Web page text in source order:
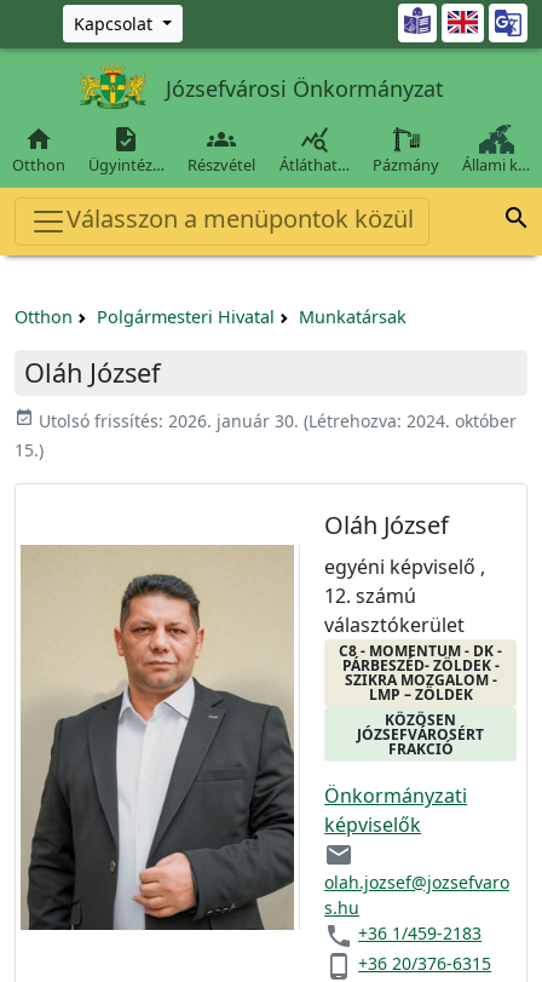
Ugrás a fő tartalomra
Kapcsolat 
Józsefvárosi Önkormányzat

Otthon

Ügyintéz…

Részvétel

Átláthat… Pázmány Állami k…
Válasszon a menüpontok közül 
Otthon Polgármesteri Hivatal Munkatársak
Oláh József
event_available Utolsó frissítés: 2026. január 30. (Létrehozva: 2024. október
15.)
Oláh József
egyéni képviselő ,
12. számú
választókerület
C8 - MOMENTUM - DK -
PÁRBESZÉD- ZÖLDEK -
SZIKRA MOZGALOM -
LMP – ZÖLDEK
KÖZÖSEN
JÓZSEFVÁROSÉRT
FRAKCIÓ
Önkormányzati
képviselők
email
olah.jozsef@jozsefvaro
s.hu
phone +36 1/459-2183
phone_android +36 20/376-6315